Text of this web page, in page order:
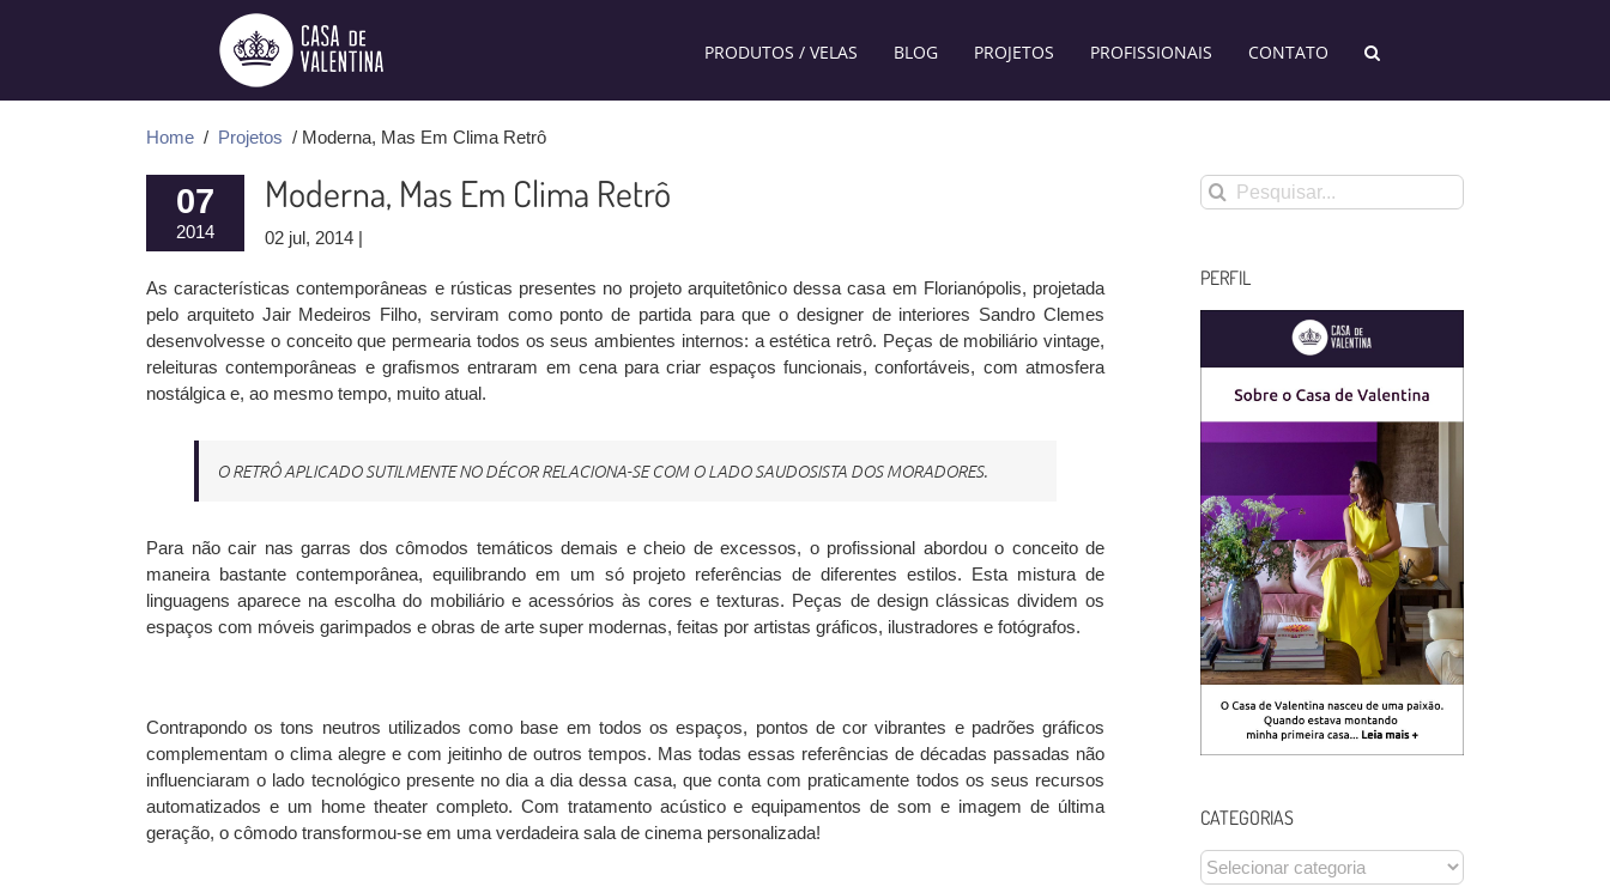
PRODUTOS / VELAS BLOG PROJETOS PROFISSIONAIS CONTATO
Home / Projetos / Moderna, Mas Em Clima Retrô
07
2014
Moderna, Mas Em Clima Retrô
02 jul, 2014 |
As características contemporâneas e rústicas presentes no projeto arquitetônico dessa casa em Florianópolis, projetada
pelo arquiteto Jair Medeiros Filho, serviram como ponto de partida para que o designer de interiores Sandro Clemes
desenvolvesse o conceito que permearia todos os seus ambientes internos: a estética retrô. Peças de mobiliário vintage,
releituras contemporâneas e grafismos entraram em cena para criar espaços funcionais, confortáveis, com atmosfera
nostálgica e, ao mesmo tempo, muito atual.
O RETRÔ APLICADO SUTILMENTE NO DÉCOR RELACIONA-SE COM O LADO SAUDOSISTA DOS MORADORES.
Para não cair nas garras dos cômodos temáticos demais e cheio de excessos, o profissional abordou o conceito de
maneira bastante contemporânea, equilibrando em um só projeto referências de diferentes estilos. Esta mistura de
linguagens aparece na escolha do mobiliário e acessórios às cores e texturas. Peças de design clássicas dividem os
espaços com móveis garimpados e obras de arte super modernas, feitas por artistas gráficos, ilustradores e fotógrafos.
Contrapondo os tons neutros utilizados como base em todos os espaços, pontos de cor vibrantes e padrões gráficos
complementam o clima alegre e com jeitinho de outros tempos. Mas todas essas referências de décadas passadas não
influenciaram o lado tecnológico presente no dia a dia dessa casa, que conta com praticamente todos os seus recursos
automatizados e um home theater completo. Com tratamento acústico e equipamentos de som e imagem de última
geração, o cômodo transformou-se em uma verdadeira sala de cinema personalizada!
Buscar
resultados
PERFIL
CATEGORIAS
CATEGORIAS